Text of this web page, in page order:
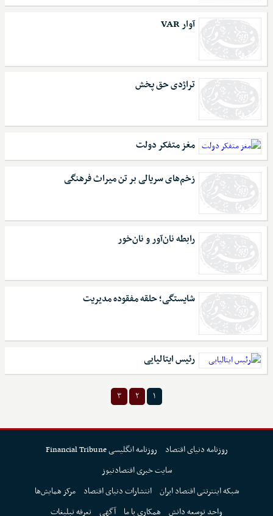
آوار VAR
تراژدی حق پخش
مغز متفکر دولت
زخم‌های سریالی بر تن میراث فرهنگی
رابطه نان‌آور و نان‌خور
شایستگی؛ حلقه مفقوده مدیریت
رئیس ایتالیایی
۱ ۲ ۳
روزنامه دنیای اقتصاد
روزنامه انگلیسی Financial Tribune
سایت خبری اقتصادنیوز
شبکه اینترنتی اقتصاد ایران انتشارات دنیای اقتصاد
مرکز همایش‌ها
واحد توسعه دانش همکاری با ما آگهی تعرفه تبلیغات